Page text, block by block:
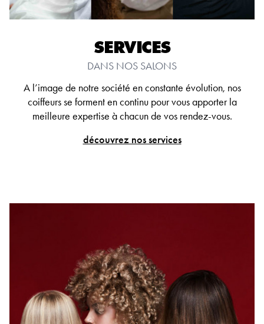
SERVICES
DANS NOS SALONS
A l’image de notre société en constante évolution, nos
coiffeurs se forment en continu pour vous apporter la
meilleure expertise à chacun de vos rendez-vous.
découvrez nos services